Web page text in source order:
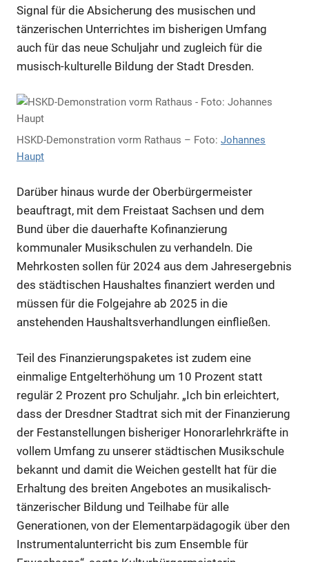
Signal für die Absicherung des musischen und
tänzerischen Unterrichtes im bisherigen Umfang
auch für das neue Schuljahr und zugleich für die
musisch-kulturelle Bildung der Stadt Dresden.
HSKD-Demonstration vorm Rathaus – Foto: Johannes
Haupt
Darüber hinaus wurde der Oberbürgermeister
beauftragt, mit dem Freistaat Sachsen und dem
Bund über die dauerhafte Kofinanzierung
kommunaler Musikschulen zu verhandeln. Die
Mehrkosten sollen für 2024 aus dem Jahresergebnis
des städtischen Haushaltes finanziert werden und
müssen für die Folgejahre ab 2025 in die
anstehenden Haushaltsverhandlungen einfließen.
Teil des Finanzierungspaketes ist zudem eine
einmalige Entgelterhöhung um 10 Prozent statt
regulär 2 Prozent pro Schuljahr. „Ich bin erleichtert,
dass der Dresdner Stadtrat sich mit der Finanzierung
der Festanstellungen bisheriger Honorarlehrkräfte in
vollem Umfang zu unserer städtischen Musikschule
bekannt und damit die Weichen gestellt hat für die
Erhaltung des breiten Angebotes an musikalisch-
tänzerischer Bildung und Teilhabe für alle
Generationen, von der Elementarpädagogik über den
Instrumentalunterricht bis zum Ensemble für